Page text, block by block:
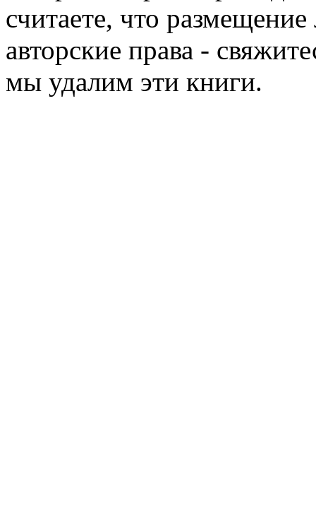
считаете, что
авторские права -
мы удалим эти книги.